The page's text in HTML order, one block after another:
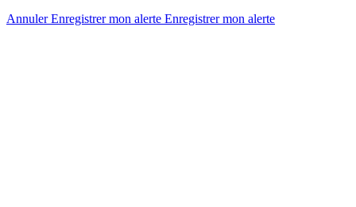
AnnulerEnregistrer mon alerte Enregistrermon alerte